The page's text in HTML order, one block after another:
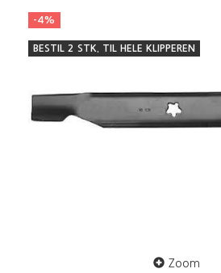
-4%
BESTIL 2 STK. TIL HELE KLIPPEREN
Zoom